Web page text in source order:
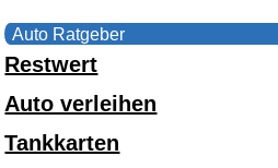
Auto Ratgeber
Restwert
Auto verleihen
Tankkarten